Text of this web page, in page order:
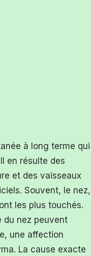
à long terme qui
en résulte des
et des vaisseaux
Souvent, le nez,
les plus touchés.
du nez peuvent
une affection
La cause exacte